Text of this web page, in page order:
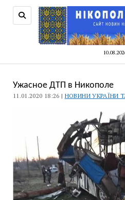
Ужасное ДТП в Никополе
11.01.2020 18:26 | НОВИНИ УКРАЇНИ